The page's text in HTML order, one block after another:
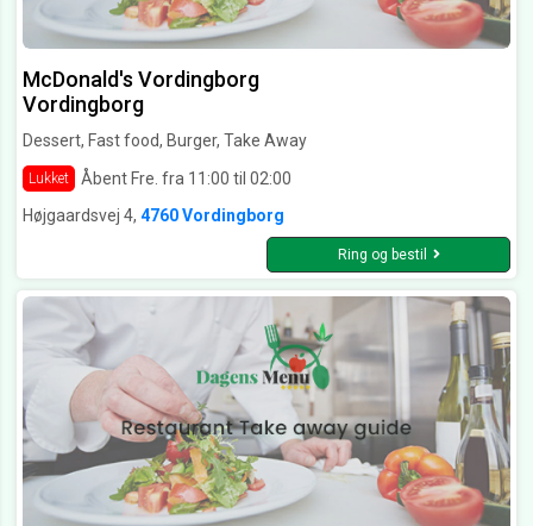
McDonald's Vordingborg
Vordingborg
Dessert, Fast food, Burger, Take Away
Lukket
Åbent Fre. fra 11:00 til 02:00
Højgaardsvej 4, 4760 Vordingborg
Ring og bestil